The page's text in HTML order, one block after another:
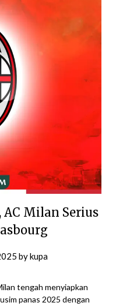
AC Milan Serius
bykupa
tengah menyiapkan
panas 2025 dengan